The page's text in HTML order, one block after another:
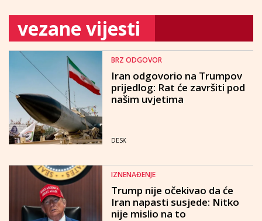
vezane vijesti
BRZ ODGOVOR
Iran odgovorio na Trumpov
prijedlog: Rat će završiti pod
našim uvjetima
DESK
IZNENAĐENJE
Trump nije očekivao da će
Iran napasti susjede: Nitko
nije mislio na to